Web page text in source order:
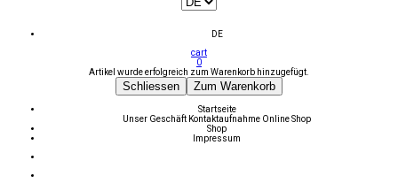
DE
cart
0
Artikel wurde erfolgreich zum Warenkorb hinzugefügt.
Schliessen Zum Warenkorb
Startseite
Unser Geschäft Kontaktaufnahme Online Shop
Shop
Impressum